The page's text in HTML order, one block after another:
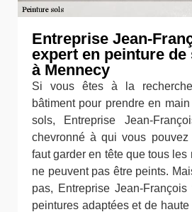
Entreprise Jean-
expert en peinture
à Mennecy
Si vous êtes à la
bâtiment pour prendre en
sols, Entreprise Jean-
chevronné à qui vous pouvez
faut garder en tête que tous les
ne peuvent pas être peints.
pas, Entreprise Jean-
peintures adaptées et de